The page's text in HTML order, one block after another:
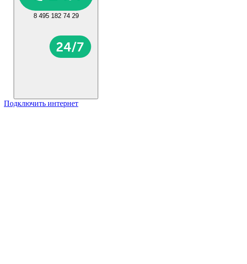
8 495 182 74 29
Подключить интернет